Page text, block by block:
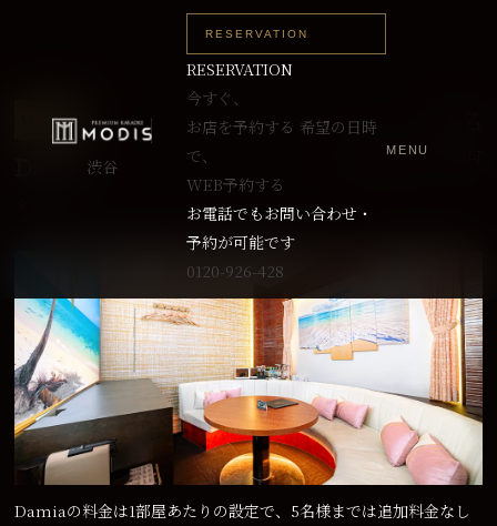
渋谷
RESERVATION
RESERVATION
今すぐ、
お店を予約する 希望の日時
で、
WEB予約する
お電話でもお問い合わせ・
予約が可能です
0120-926-428
MENU
M TYPE
Damia 最大8名まで入室可
Damiaの料金は1部屋あたりの設定で、5名様までは追加料金なし